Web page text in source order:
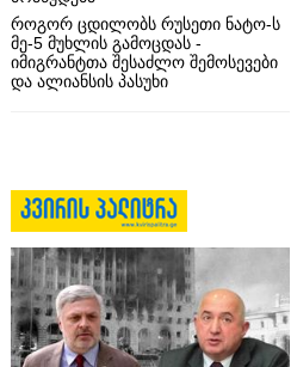
როგორ ცდილობს რუსეთი ნატო-ს
მე-5 მუხლის გამოცდას -
იმიგრანტთა შესაძლო შემოსევები
და ალიანსის პასუხი